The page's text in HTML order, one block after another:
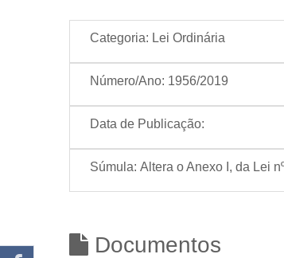
Categoria: Lei Ordinária
Número/Ano: 1956/2019
Data de Publicação:
Súmula: Altera o Anexo I, da Lei
Documentos